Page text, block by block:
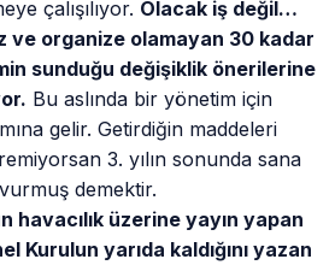
çalışılıyor. Olacak iş değil…
ve organize olamayan 30 kadar
sunduğu değişiklik önerilerine
Bu aslında bir yönetim için
gelir. Getirdiğin maddeleri
3. yılın sonunda sana
demektir.
havacılık üzerine yayın yapan
Kurulun yarıda kaldığını yazan